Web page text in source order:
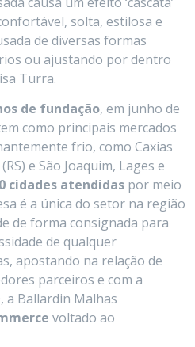
solta, estilosa e
de diversas formas
ou ajustando por dentro
Turra.
de fundação, em junho de
como principais mercados
frio, como Caxias
e São Joaquim, Lages e
cidades atendidas por meio
é a única do setor na região
de forma consignada para
de qualquer
apostando na relação de
parceiros e com a
a Ballardin Malhas
voltado ao